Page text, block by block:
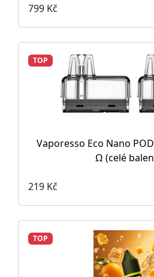
799 Kč
TOP
Vaporesso Eco Nano
Ω (celé
219 Kč
TOP